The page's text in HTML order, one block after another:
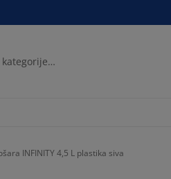
INFINITY 4,5 L plastika siva